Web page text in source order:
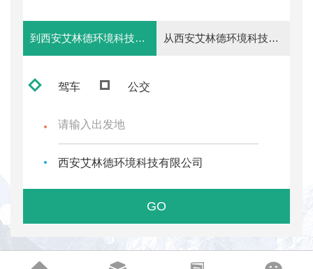
到西安艾林德环境科技有限公司去 从西安艾林德环境科技有限公司出发
驾车 公交
西安艾林德环境科技有限公司